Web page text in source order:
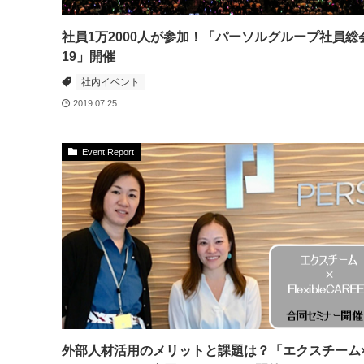
社員1万2000人が参加！「パーソルグループ社員総
19」開催
社内イベント
2019.07.25
Event Report
外部人材活用のメリットと課題は？「エクスチーム